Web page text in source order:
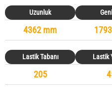
Uzunluk
4362 mm
Lastik Tabanı Lastik
205